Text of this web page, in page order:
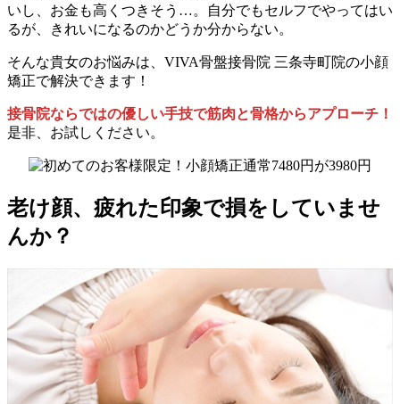
いし、お金も高くつきそう…。自分でもセルフでやってはい
るが、きれいになるのかどうか分からない。
そんな貴女のお悩みは、VIVA骨盤接骨院 三条寺町院の小顔
矯正で解決できます！
接骨院ならではの優しい手技で筋肉と骨格からアプローチ！
是非、お試しください。
老け顔、疲れた印象で損をしていませ
んか？